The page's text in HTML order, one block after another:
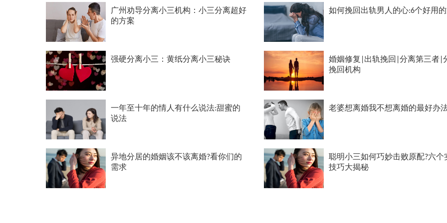
广州劝导分离小三机构：小三分离超好
的方案
如何挽回出轨男人的心:6个好用
强硬分离小三：黄纸分离小三秘诀
婚姻修复|出轨挽回|分离第三者|
挽回机构
一年至十年的情人有什么说法:甜蜜的
说法
老婆想离婚我不想离婚的最好办
异地分居的婚姻该不该离婚?看你们的
需求
聪明小三如何巧妙击败原配?六个
技巧大揭秘